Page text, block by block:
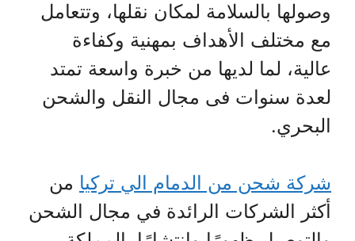
وصولها بالسلامة لمكان نقلها، وتتعامل
مع مختلف الأهداف بمهنية وكفاءة
عالية، لما لديها من خبرة واسعة تمتد
لعدة سنوات فى مجال النقل والشحن
البحري.
شركة شحن من الدمام الي تركيا من
أكثر الشركات الرائدة في مجال الشحن